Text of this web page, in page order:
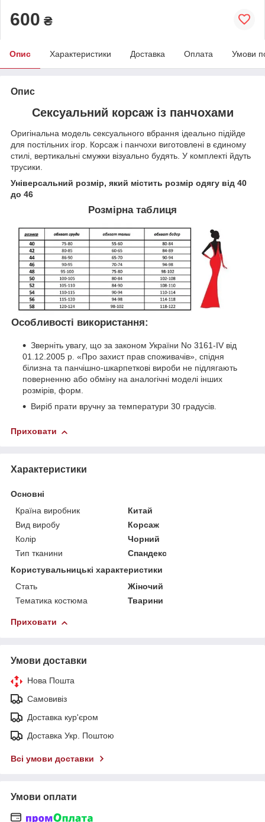
600 ₴
Опис Характеристики Доставка Оплата Умови
Опис
Сексуальний корсаж із панчохами
Оригінальна модель сексуального вбрання ідеально підійде
для постільних ігор. Корсаж і панчохи виготовлені в єдиному
стилі, вертикальні смужки візуально будять. У комплекті йдуть
трусики.
Універсальний розмір, який містить розмір одягу від 40
до 46
Розмірна таблиця
Особливості використання:
Зверніть увагу, що за законом України No 3161-IV від
01.12.2005 р. «Про захист прав споживачів», спідня
білизна та панчішно-шкарпеткові вироби не підлягають
поверненню або обміну на аналогічні моделі інших
розмірів, форм.
Виріб прати вручну за температури 30 градусів.
Приховати
Характеристики
Основні
Країна виробник
Китай
Вид виробу
Корсаж
Колір
Чорний
Тип тканини
Спандекс
Користувальницькі характеристики
Стать
Жіночий
Тематика костюма
Тварини
Приховати
Умови доставки
Нова Пошта
Самовивіз
Доставка кур'єром
Доставка Укр. Поштою
Всі умови доставки
Умови оплати